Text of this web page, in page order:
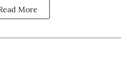
More